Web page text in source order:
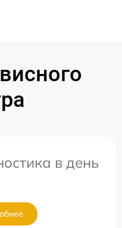
в день